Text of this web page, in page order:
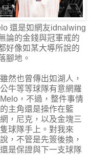
還是如網友idnalwing
論的金錢與冠軍戒的
好像如某大導所說的
腳地。
雖然也曾傳出如湖人，
公牛等等球隊有意網羅
Melo，不過，整件事情
的主角還是操作在籃
網，尼克，以及金塊三
隻球隊手上。對我來
說，不管是先簽後換，
還是保證與下一支球隊